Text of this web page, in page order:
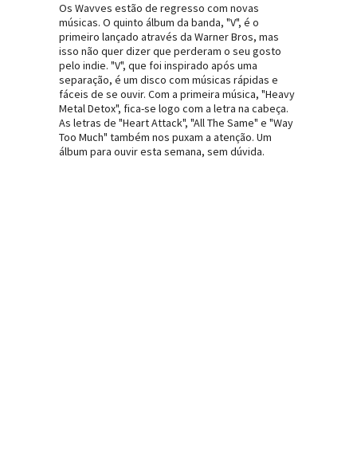
Os Wavves estão de regresso com novas
músicas. O quinto álbum da banda, "V", é o
primeiro lançado através da Warner Bros, mas
isso não quer dizer que perderam o seu gosto
pelo indie. "V", que foi inspirado após uma
separação, é um disco com músicas rápidas e
fáceis de se ouvir. Com a primeira música, "Heavy
Metal Detox", fica-se logo com a letra na cabeça.
As letras de "Heart Attack", "All The Same" e "Way
Too Much" também nos puxam a atenção. Um
álbum para ouvir esta semana, sem dúvida.